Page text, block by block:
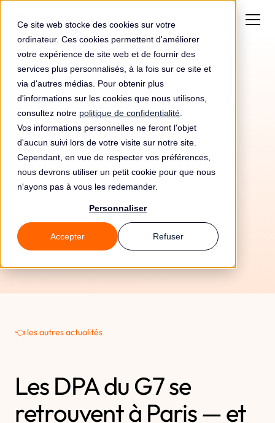
Ce site web stocke des cookies sur votre
ordinateur. Ces cookies permettent d'améliorer
votre expérience de site web et de fournir des
services plus personnalisés, à la fois sur ce site et
via d'autres médias. Pour obtenir plus
d'informations sur les cookies que nous utilisons,
consultez notre politique de confidentialité
Vos informations personnelles ne feront l'objet
d'aucun suivi lors de votre visite sur notre site.
Cependant, en vue de respecter vos préférences,
nous devrons utiliser un petit cookie pour que nous
n'ayons pas à vous les redemander.
Personnaliser
Accepter Refuser
27/6/26
👈 les autres actualités
Les DPA du G7 se
retrouvent à Paris — et